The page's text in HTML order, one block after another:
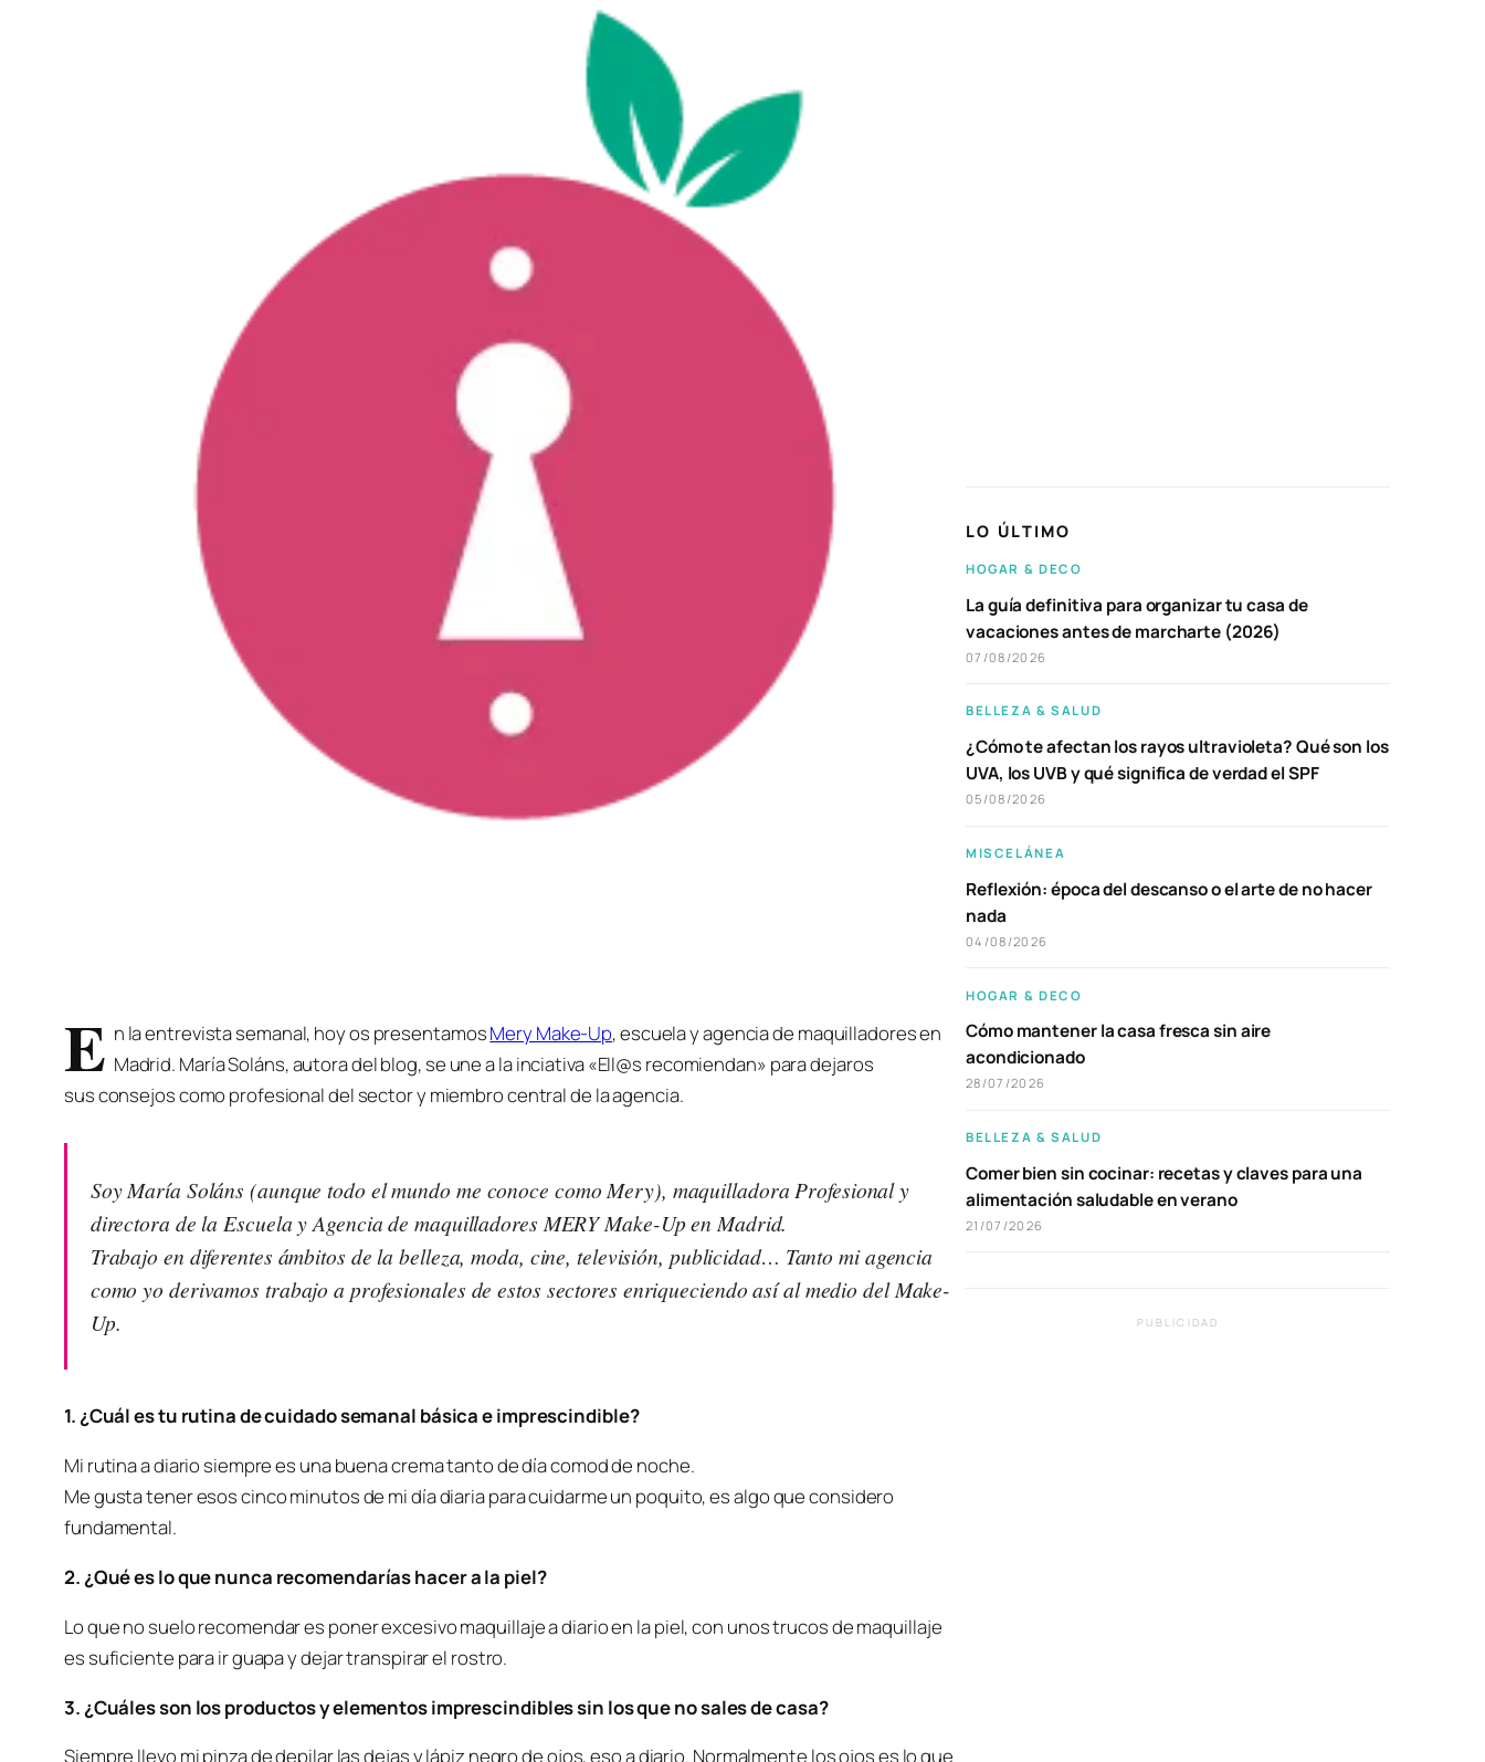
E n la entrevista semanal, hoy os presentamosMery Make-Up, escuela y agencia de maquilladores en
Madrid. María Soláns, autora del blog, se une a la inciativa «Ell@s recomiendan» para dejaros
sus consejos como profesional del sector y miembro central de la agencia.
Soy María Soláns (aunque todo el mundo me conoce como Mery), maquilladora Profesional y
directora de la Escuela y Agencia de maquilladores MERY Make-Up en Madrid.
Trabajo en diferentes ámbitos de la belleza, moda, cine, televisión, publicidad… Tanto mi agencia
como yo derivamos trabajo a profesionales de estos sectores enriqueciendo así al medio del Make-
Up.
1. ¿Cuál es tu rutina de cuidado semanal básica e imprescindible?
Mi rutina a diario siempre es una buena crema tanto de día comod de noche.
Me gusta tener esos cinco minutos de mi día diaria para cuidarme un poquito, es algo que considero
fundamental.
2. ¿Qué es lo que nunca recomendarías hacer a la piel?
Lo que no suelo recomendar es poner excesivo maquillaje a diario en la piel, con unos trucos de maquillaje
es suficiente para ir guapa y dejar transpirar el rostro.
3. ¿Cuáles son los productos y elementos imprescindibles sin los que no sales de casa?
Siempre llevo mi pinza de depilar las dejas y lápiz negro de ojos, eso a diario. Normalmente los ojos es lo que
LO ÚLTIMO
HOGAR & DECO
La guía definitiva para organizar tu casa de
vacaciones antes de marcharte (2026)
07/08/2026
BELLEZA & SALUD
¿Cómo te afectan los rayos ultravioleta? Qué son los
UVA, los UVB y qué significa de verdad el SPF
05/08/2026
MISCELÁNEA
Reflexión: época del descanso o el arte de no hacer
nada
04/08/2026
HOGAR & DECO
Cómo mantener la casa fresca sin aire
acondicionado
28/07/2026
BELLEZA & SALUD
Comer bien sin cocinar: recetas y claves para una
alimentación saludable en verano
21/07/2026
PUBLICIDAD